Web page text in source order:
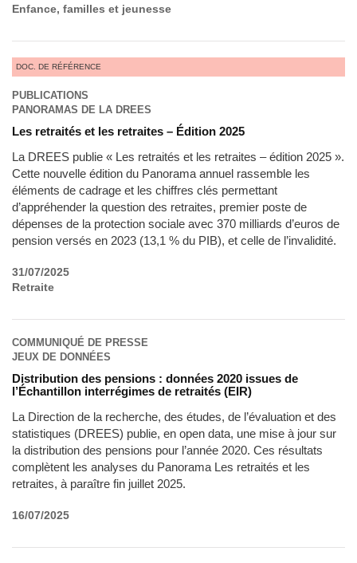
Enfance, familles et jeunesse
PUBLICATIONS
PANORAMAS DE LA DREES
Les retraités et les retraites – Édition 2025
La DREES publie « Les retraités et les retraites – édition 2025 ».
Cette nouvelle édition du Panorama annuel rassemble les
éléments de cadrage et les chiffres clés permettant
d’appréhender la question des retraites, premier poste de
dépenses de la protection sociale avec 370 milliards d’euros de
pension versés en 2023 (13,1 % du PIB), et celle de l’invalidité.
DOC. DE RÉFÉRENCE
31/07/2025
Retraite
COMMUNIQUÉ DE PRESSE
JEUX DE DONNÉES
Distribution des pensions : données 2020 issues de
l’Échantillon interrégimes de retraités (EIR)
La Direction de la recherche, des études, de l’évaluation et des
statistiques (DREES) publie, en open data, une mise à jour sur
la distribution des pensions pour l’année 2020. Ces résultats
complètent les analyses du Panorama Les retraités et les
retraites, à paraître fin juillet 2025.
16/07/2025